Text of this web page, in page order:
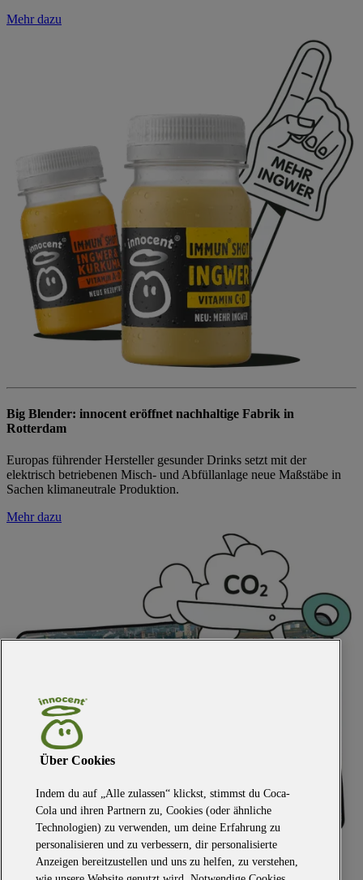
Mehr dazu
Big Blender: innocent eröffnet nachhaltige Fabrik in
Rotterdam
Europas führender Hersteller gesunder Drinks setzt mit der
elektrisch betriebenen Misch- und Abfüllanlage neue Maßstäbe in
Sachen klimaneutrale Produktion.
Mehr dazu
Über Cookies
Indem du auf „Alle zulassen“ klickst, stimmst du Coca-
Cola und ihren Partnern zu, Cookies (oder ähnliche
Technologien) zu verwenden, um deine Erfahrung zu
personalisieren und zu verbessern, dir personalisierte
Anzeigen bereitzustellen und uns zu helfen, zu verstehen,